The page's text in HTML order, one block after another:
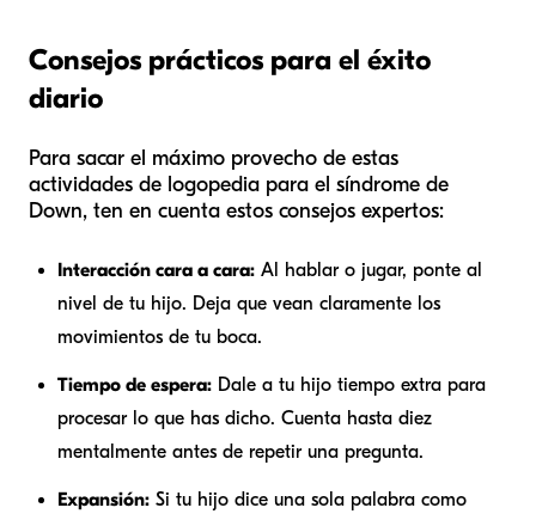
Consejos prácticos para el éxito
diario
Para sacar el máximo provecho de estas
actividades de logopedia para el síndrome de
Down, ten en cuenta estos consejos expertos:
Interacción cara a cara: Al hablar o jugar, ponte al
nivel de tu hijo. Deja que vean claramente los
movimientos de tu boca.
Tiempo de espera: Dale a tu hijo tiempo extra para
procesar lo que has dicho. Cuenta hasta diez
mentalmente antes de repetir una pregunta.
Expansión: Si tu hijo dice una sola palabra como